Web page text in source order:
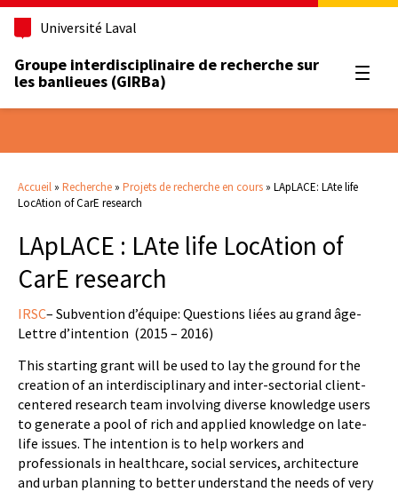
Université Laval
Groupe interdisciplinaire de recherche sur
les banlieues (GIRBa)
Accueil » Recherche » Projets de recherche en cours » LApLACE: LAte life
LocAtion of CarE research
LApLACE : LAte life LocAtion of
CarE research
IRSC– Subvention d’équipe: Questions liées au grand âge-
Lettre d’intention (2015 – 2016)
This starting grant will be used to lay the ground for the
creation of an interdisciplinary and inter-sectorial client-
centered research team involving diverse knowledge users
to generate a pool of rich and applied knowledge on late-
life issues. The intention is to help workers and
professionals in healthcare, social services, architecture
and urban planning to better understand the needs of very